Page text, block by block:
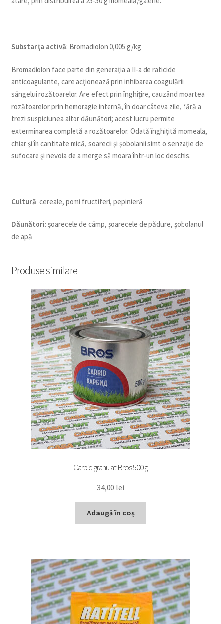
Substanţa activă: Bromadiolon 0,005 g/kg
Bromadiolon face parte din generaţia a II-a de raticide
anticoagulante, care acţionează prin inhibarea coagulării
sângelui rozătoarelor. Are efect prin înghiţire, cauzând moartea
rozătoarelor prin hemoragie internă, în doar câteva zile, fără a
trezi suspiciunea altor dăunători; acest lucru permite
exterminarea completă a rozătoarelor. Odată înghiţită momeala,
chiar şi în cantitate mică, soarecii şi şobolanii simt o senzaţie de
sufocare şi nevoia de a merge să moara într-un loc deschis.
Cultură: cereale, pomi fructiferi, pepinieră
Dăunători: șoarecele de câmp, șoarecele de pădure, șobolanul
de apă
Produse similare
Carbid granulat Bros 500 g
34,00 lei
Adaugă în coș